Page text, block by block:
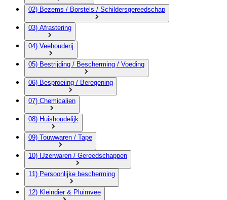
02) Bezems / Borstels / Schildersgereedschap
03) Afrastering
04) Veehouderij
05) Bestrijding / Bescherming / Voeding
06) Besproeiing / Beregening
07) Chemicalien
08) Huishoudelijk
09) Touwwaren / Tape
10) IJzerwaren / Gereedschappen
11) Persoonlijke bescherming
12) Kleindier & Pluimvee